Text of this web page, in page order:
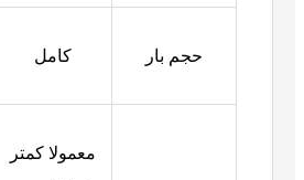
حجم بار کامل
معمولا کمتر